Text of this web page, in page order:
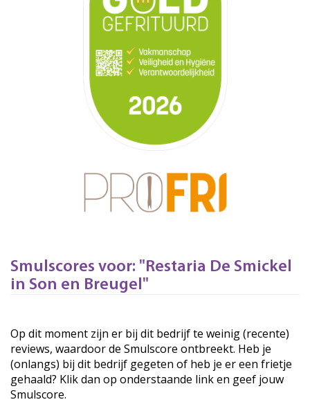
Smulscores voor: "Restaria De Smickel
in Son en Breugel"
Op dit moment zijn er bij dit bedrijf te weinig (recente)
reviews, waardoor de Smulscore ontbreekt. Heb je
(onlangs) bij dit bedrijf gegeten of heb je er een frietje
gehaald? Klik dan op onderstaande link en geef jouw
Smulscore.